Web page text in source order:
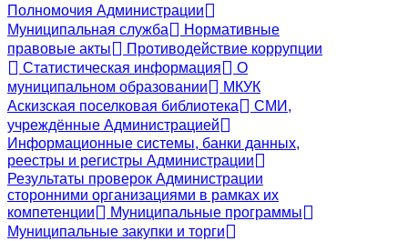
Полномочия Администрации
Муниципальная служба
Нормативные
правовые акты
Противодействие коррупции
Статистическая информация
О
муниципальном образовании
МКУК
Аскизская поселковая библиотека
СМИ,
учреждённые Администрацией
Информационные системы, банки данных,
реестры и регистры Администрации
Результаты проверок Администрации
сторонними организациями в рамках их
компетенции
Муниципальные программы
Муниципальные закупки и торги